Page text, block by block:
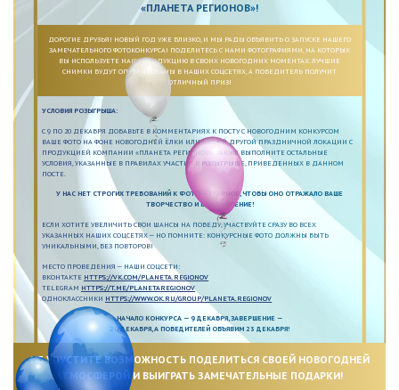
«ПЛАНЕТА РЕГИОНОВ»!
ДОРОГИЕ ДРУЗЬЯ! НОВЫЙ ГОД УЖЕ БЛИЗКО, И МЫ РАДЫ ОБЪЯВИТЬ О ЗАПУСКЕ НАШЕГО
ЗАМЕЧАТЕЛЬНОГО ФОТОКОНКУРСА! ПОДЕЛИТЕСЬ С НАМИ ФОТОГРАФИЯМИ, НА КОТОРЫХ
ВЫ ИСПОЛЬЗУЕТЕ НАШУ ПРОДУКЦИЮ В СВОИХ НОВОГОДНИХ МОМЕНТАХ. ЛУЧШИЕ
СНИМКИ БУДУТ ОПУБЛИКОВАНЫ В НАШИХ СОЦСЕТЯХ, А ПОБЕДИТЕЛЬ ПОЛУЧИТ
ОТЛИЧНЫЙ ПРИЗ!
УСЛОВИЯ РОЗЫГРЫША:
С 9 ПО 20 ДЕКАБРЯ ДОБАВЬТЕ В КОММЕНТАРИЯХ К ПОСТУ С НОВОГОДНИМ КОНКУРСОМ
ВАШЕ ФОТО НА ФОНЕ НОВОГОДНЕЙ ЁЛКИ ИЛИ ЛЮБОЙ ДРУГОЙ ПРАЗДНИЧНОЙ ЛОКАЦИИ С
ПРОДУКЦИЕЙ КОМПАНИИ «ПЛАНЕТА РЕГИОНОВ». ТАКЖЕ ВЫПОЛНИТЕ ОСТАЛЬНЫЕ
УСЛОВИЯ, УКАЗАННЫЕ В ПРАВИЛАХ УЧАСТИЯ В РОЗЫГРЫШЕ, ПРИВЕДЕННЫХ В ДАННОМ
ПОСТЕ.
У НАС НЕТ СТРОГИХ ТРЕБОВАНИЙ К ФОТО — ГЛАВНОЕ, ЧТОБЫ ОНО ОТРАЖАЛО ВАШЕ
ТВОРЧЕСТВО И ВДОХНОВЕНИЕ!
ЕСЛИ ХОТИТЕ УВЕЛИЧИТЬ СВОИ ШАНСЫ НА ПОБЕДУ, УЧАСТВУЙТЕ СРАЗУ ВО ВСЕХ
УКАЗАННЫХ НАШИХ СОЦСЕТЯХ — НО ПОМНИТЕ: КОНКУРСНЫЕ ФОТО ДОЛЖНЫ БЫТЬ
УНИКАЛЬНЫМИ, БЕЗ ПОВТОРОВ!
МЕСТО ПРОВЕДЕНИЯ — НАШИ СОЦСЕТИ:
ВКОНТАКТЕ HTTPS://VK.COM/PLANETA.REGIONOV
TELEGRAM HTTPS://T.ME/PLANETAREGIONOV
ОДНОКЛАССНИКИ HTTPS://WWW.OK.RU/GROUP/PLANETA.REGIONOV
НАЧАЛО КОНКУРСА — 9 ДЕКАБРЯ, ЗАВЕРШЕНИЕ —
20 ДЕКАБРЯ, А ПОБЕДИТЕЛЕЙ ОБЪЯВИМ 23 ДЕКАБРЯ!
НЕ УПУСТИТЕ ВОЗМОЖНОСТЬ ПОДЕЛИТЬСЯ СВОЕЙ НОВОГОДНЕЙ
АТМОСФЕРОЙ И ВЫИГРАТЬ ЗАМЕЧАТЕЛЬНЫЕ ПОДАРКИ!